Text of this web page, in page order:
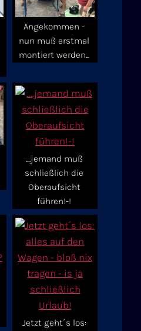
Angekommen -
nun muß erstmal
montiert werden...
....jemand muß
schließlich die
Oberaufsicht
führen!-!
Jetzt geht´s los: